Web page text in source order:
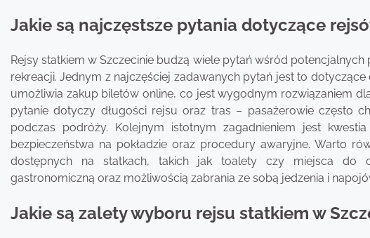
Jakie są najczęstsze pytania dotyczące
Rejsy statkiem w Szczecinie budzą wiele pytań wśród
rekreacji. Jednym z najczęściej zadawanych pytań jest to
umożliwia zakup biletów online, co jest wygodnym rozwiązaniem
pytanie dotyczy długości rejsu oraz tras – pasażerowie często
podczas podróży. Kolejnym istotnym zagadnieniem jest
bezpieczeństwa na pokładzie oraz procedury awaryjne. Warto
dostępnych na statkach, takich jak toalety czy miejsca do
gastronomiczną oraz możliwością zabrania ze sobą jedzenia i
Jakie są zalety wyboru rejsu statkiem w